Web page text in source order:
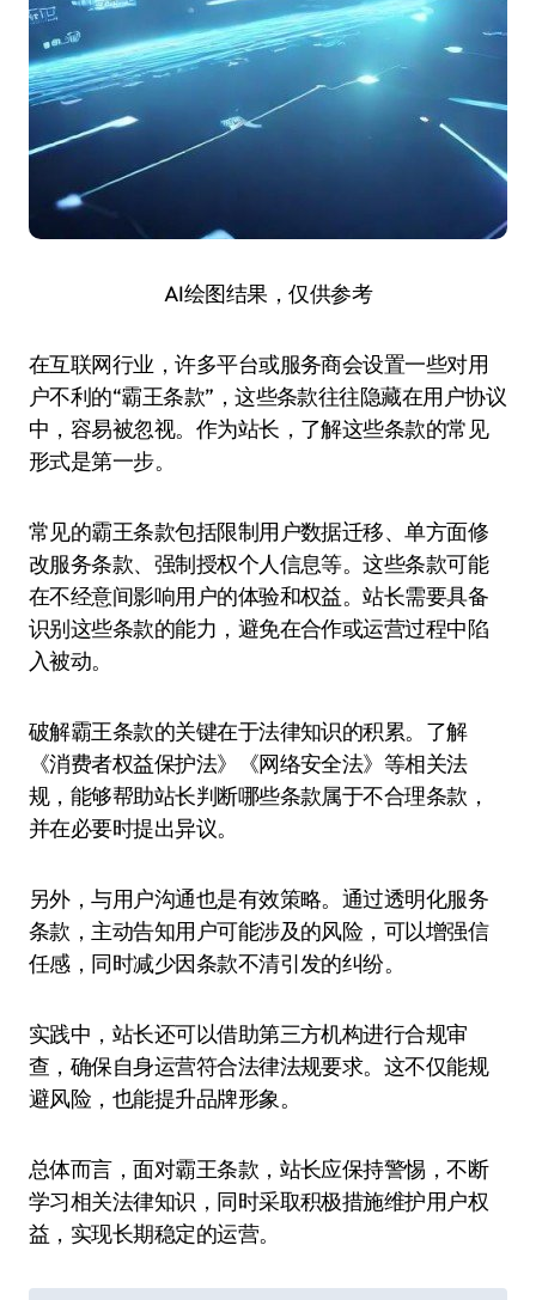
AI绘图结果，仅供参考
在互联网行业，许多平台或服务商会设置一些对用
户不利的“霸王条款”，这些条款往往隐藏在用户协议
中，容易被忽视。作为站长，了解这些条款的常见
形式是第一步。
常见的霸王条款包括限制用户数据迁移、单方面修
改服务条款、强制授权个人信息等。这些条款可能
在不经意间影响用户的体验和权益。站长需要具备
识别这些条款的能力，避免在合作或运营过程中陷
入被动。
破解霸王条款的关键在于法律知识的积累。了解
《消费者权益保护法》《网络安全法》等相关法
规，能够帮助站长判断哪些条款属于不合理条款，
并在必要时提出异议。
另外，与用户沟通也是有效策略。通过透明化服务
条款，主动告知用户可能涉及的风险，可以增强信
任感，同时减少因条款不清引发的纠纷。
实践中，站长还可以借助第三方机构进行合规审
查，确保自身运营符合法律法规要求。这不仅能规
避风险，也能提升品牌形象。
总体而言，面对霸王条款，站长应保持警惕，不断
学习相关法律知识，同时采取积极措施维护用户权
益，实现长期稳定的运营。